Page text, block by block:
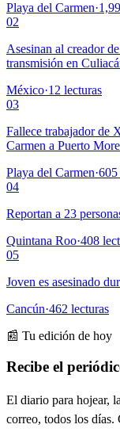
Playa del Carmen·
02
Asesinan al creador
transmisión en
México·12 lecturas
03
Fallece trabajador de
Carmen a Puerto
Playa del Carmen·605
04
Reportan a 23
Quintana Roo·408
05
Joven es asesinado
Cancún·462 lecturas
📰 Tu edición de hoy
Recibe el
El diario para hojear,
correo, todos los días.